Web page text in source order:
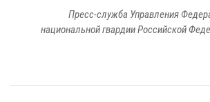
Пресс-служба Управления
национальной гвардии Российской